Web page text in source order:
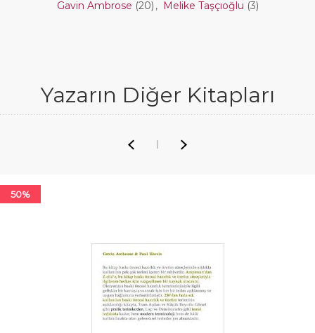
Gavin Ambrose (20) , Melike Taşçıoğlu (3)
Yazarın Diğer Kitapları
50%